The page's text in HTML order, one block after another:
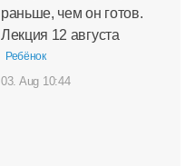
раньше, чем он готов.
Лекция 12 августа
Ребёнок
03. Aug 10:44